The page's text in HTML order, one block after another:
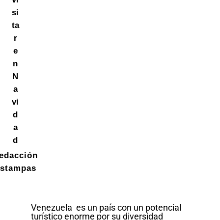
si
ta
r
e
n
N
a
vi
d
a
d
Venezuela es un país con un potencial
turístico enorme por su diversidad